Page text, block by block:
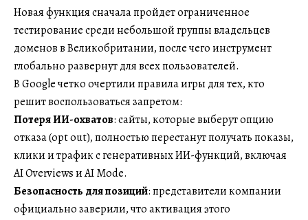
Новая функция сначала пройдет ограниченное
тестирование среди небольшой группы владельцев
доменов в Великобритании, после чего инструмент
глобально развернут для всех пользователей.
В Google четко очертили правила игры для тех, кто
решит воспользоваться запретом:
Потеря ИИ-охватов: сайты, которые выберут опцию
отказа (opt out), полностью перестанут получать показы,
клики и трафик с генеративных ИИ-функций, включая
AI Overviews и AI Mode.
Безопасность для позиций: представители компании
официально заверили, что активация этого